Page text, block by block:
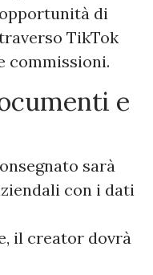
di
TikTok
commissioni.
e
sarà
con i dati
il creator dovrà